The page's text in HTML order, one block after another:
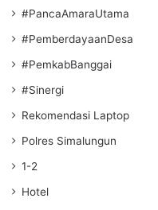
#PancaAmaraUtama
#PemberdayaanDesa
#PemkabBanggai
#Sinergi
Rekomendasi Laptop
Polres Simalungun
1-2
Hotel